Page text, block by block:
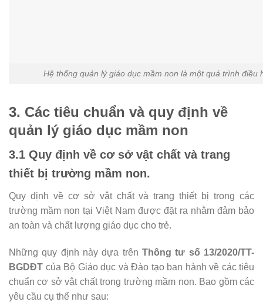
Hệ thống quản lý giáo dục mầm non là một quá trình điều
3. Các tiêu chuẩn và quy định về
quản lý giáo dục mầm non
3.1 Quy định về cơ sở vật chất và trang
thiết bị trường mầm non.
Quy định về cơ sở vật chất và trang thiết bị trong các
trường mầm non tại Việt Nam được đặt ra nhằm đảm bảo
an toàn và chất lượng giáo dục cho trẻ.
Những quy định này dựa trên Thông tư số 13/2020/TT-
BGDĐT của Bộ Giáo dục và Đào tạo ban hành về các tiêu
chuẩn cơ sở vật chất trong trường mầm non. Bao gồm các
yêu cầu cụ thể như sau: